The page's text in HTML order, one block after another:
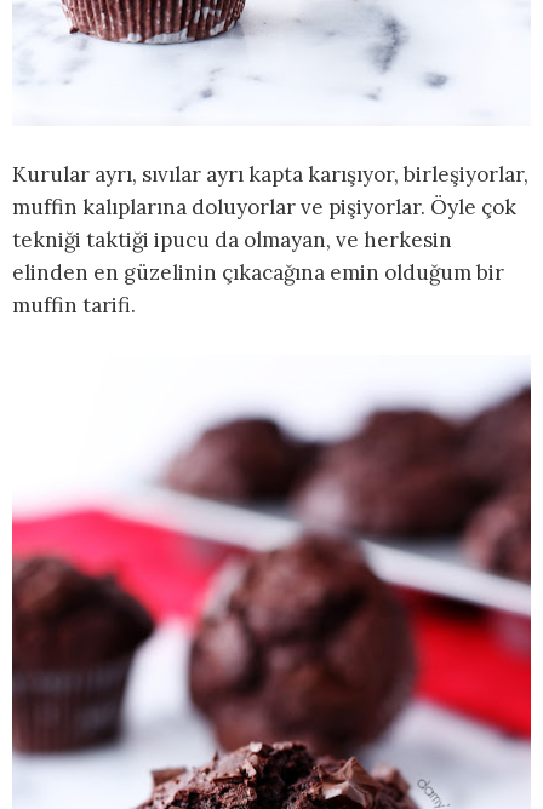
Kurular ayrı, sıvılar ayrı kapta karışıyor, birleşiyorlar,
muffin kalıplarına doluyorlar ve pişiyorlar. Öyle çok
tekniği taktiği ipucu da olmayan, ve herkesin
elinden en güzelinin çıkacağına emin olduğum bir
muffin tarifi.